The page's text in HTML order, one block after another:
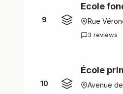
9
Ecole
Rue
3 reviews
10
École
Avenue